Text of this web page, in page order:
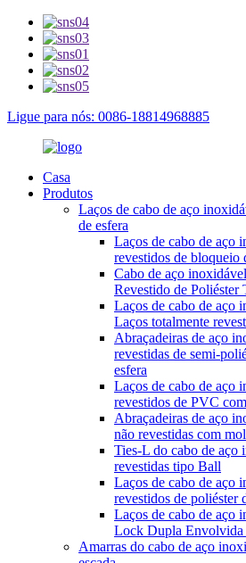
Ligue para nós: 0086-18814968885
Casa
Produtos
Laços de cabo de aço
de esfera
Laços de cabo de aço
revestidos de bloqueio
Cabo de aço
Revestido de Poliéster
Laços de cabo de aço
Laços totalmente
Abraçadeiras de aço
revestidas de semi-
esfera
Laços de cabo de aço
revestidos de PVC
Abraçadeiras de aço
não revestidas com
Ties-L do cabo de aço
revestidas tipo Ball
Laços de cabo de aço
revestidos de poliéster
Laços de cabo de aço
Lock Dupla Envolvida
Amarras do cabo de aço